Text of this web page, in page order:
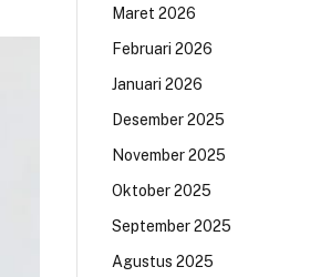
Maret 2026
Februari 2026
Januari 2026
Desember 2025
November 2025
Oktober 2025
September 2025
Agustus 2025